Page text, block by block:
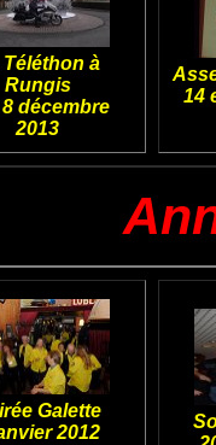
Téléthon à
Rungis
8 décembre
2013
14
Galette
2012